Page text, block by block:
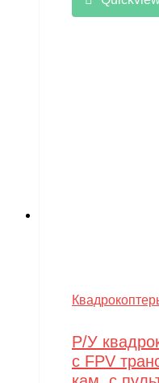
Р/У
с FPV